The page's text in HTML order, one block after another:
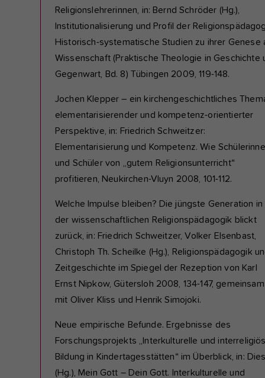
Religionslehrerinnen, in: Bernd Schröder (Hg.),
Institutionalisierung und Profil der
Historisch-systematische Studien zu ihrer Genese
Wissenschaft (Praktische Theologie in Geschichte
Gegenwart, Bd. 8) Tübingen 2009, 119-148.
Jochen Klepper – ein kirchengeschichtliches
elementarisierender und kompetenz-orientierter
Perspektive, in: Friedrich Schweitzer:
Elementarisierung und Kompetenz. Wie
und Schüler von „gutem Religionsunterricht“
profitieren, Neukirchen-Vluyn 2008, 101-112.
Welche Impulse bleiben? Die jüngste Generation in
der wissenschaftlichen Religionspädagogik blickt
zurück, in: Friedrich Schweitzer, Volker Elsenbast,
Christoph Th. Scheilke (Hg.), Religionspädagogik
Zeitgeschichte im Spiegel der Rezeption von Karl
Ernst Nipkow, Gütersloh 2008, 134-147, gemeinsam
mit Oliver Kliss und Henrik Simojoki.
Neue empirische Befunde. Ergebnisse des
Forschungsprojekts „Interkulturelle und
Bildung in Kindertagesstätten“ im Überblick, in:
(Hg.), Mein Gott – Dein Gott. Interkulturelle und